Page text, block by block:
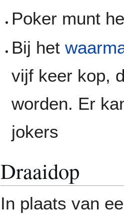
Poker munt
Bij het
vijf keer kop,
worden. Er
jokers
Draaidop
In plaats van